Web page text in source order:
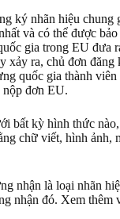
ký nhãn hiệu
và có thể được
gia trong EU đưa
ra, chủ đơn
quốc gia thành
nộp đơn EU.
bất kỳ hình thức
chữ viết, hình ảnh,
nhận là loại nhãn
nhận đó. Xem thêm